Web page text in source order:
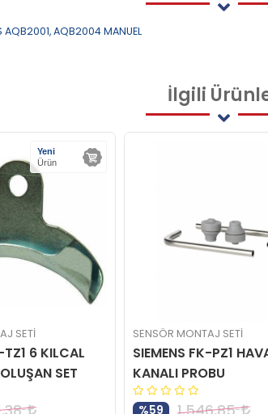
AQB2001, AQB2004 MANUEL
İlgili
Yeni
Ürün
SETİ
TZ1 6 KILCAL
SET
SENSÖR MONTAJ SETİ
SIEMENS FK-PZ1
KANALI PROBU
%59